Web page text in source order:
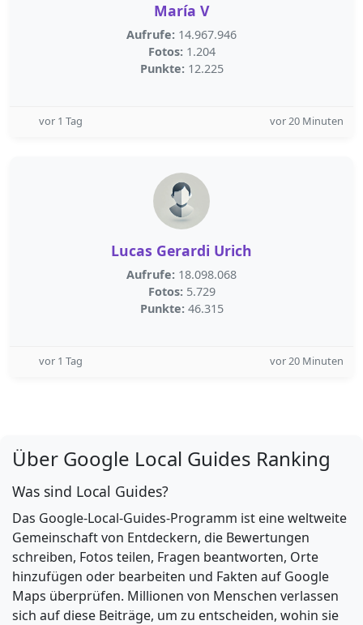
María V
Aufrufe: 14.967.946
Fotos: 1.204
Punkte: 12.225
vor 1 Tag vor 20 Minuten
Lucas Gerardi Urich
Aufrufe: 18.098.068
Fotos: 5.729
Punkte: 46.315
vor 1 Tag vor 20 Minuten
Über Google Local Guides Ranking
Was sind Local Guides?
Das Google-Local-Guides-Programm ist eine weltweite
Gemeinschaft von Entdeckern, die Bewertungen
schreiben, Fotos teilen, Fragen beantworten, Orte
hinzufügen oder bearbeiten und Fakten auf Google
Maps überprüfen. Millionen von Menschen verlassen
sich auf diese Beiträge, um zu entscheiden, wohin sie